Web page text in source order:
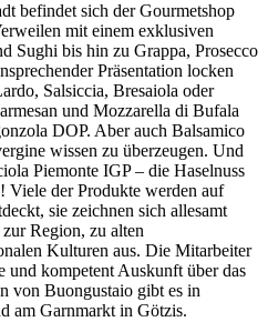
befindet sich der Gourmetshop
mit einem exklusiven
Sughi bis hin zu Grappa, Prosecco
Präsentation locken
Salsiccia, Bresaiola oder
und Mozzarella di Bufala
DOP. Aber auch Balsamico
wissen zu überzeugen. Und
Piemonte IGP – die Haselnuss
Viele der Produkte werden auf
sie zeichnen sich allesamt
Region, zu alten
Kulturen aus. Die Mitarbeiter
und kompetent Auskunft über das
von Buongustaio gibt es in
am Garnmarkt in Götzis.